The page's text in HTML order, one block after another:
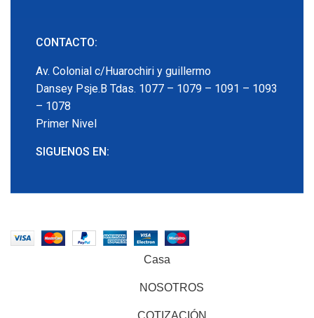
CONTACTO:
Av. Colonial c/Huarochiri y guillermo
Dansey Psje.B Tdas. 1077 – 1079 – 1091 – 1093
– 1078
Primer Nivel
SIGUENOS EN:
Casa
NOSOTROS
COTIZACIÓN